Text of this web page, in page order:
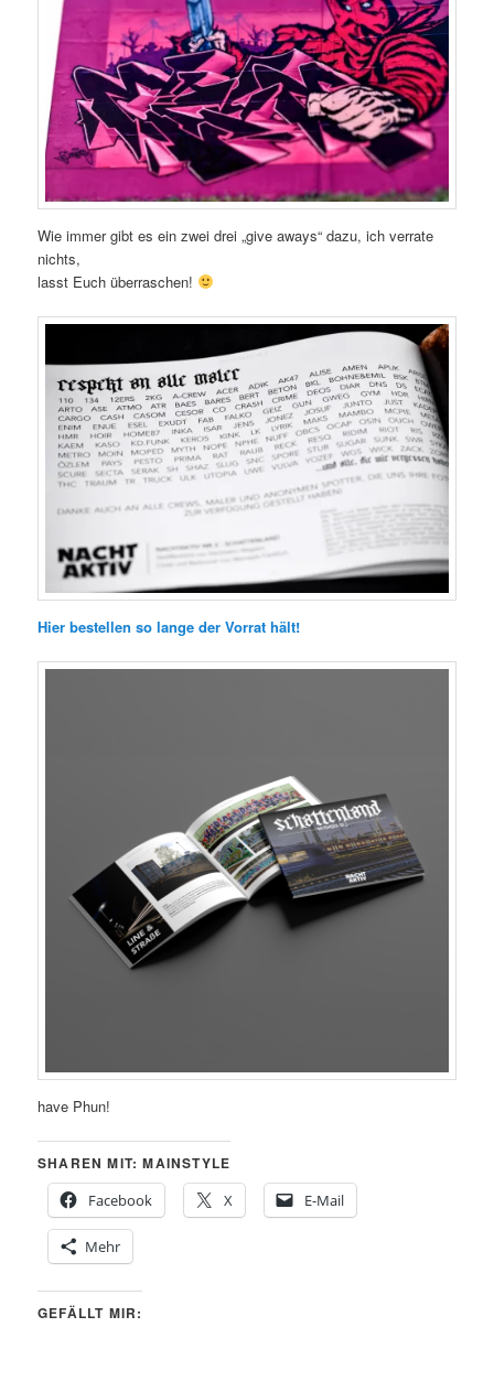
Wie immer gibt es ein zwei drei „give aways“ dazu, ich verrate
nichts,
lasst Euch überraschen!
Hier bestellen so lange der Vorrat hält!
have Phun!
SHAREN MIT: MAINSTYLE
Facebook
X E-Mail
Mehr
GEFÄLLT MIR: